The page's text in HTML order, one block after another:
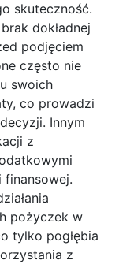
skuteczność.
dokładnej
podjęciem
często nie
swoich
co prowadzi
Innym
z
pożyczek w
tylko pogłębia
z